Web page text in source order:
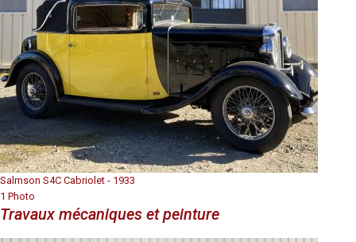
Salmson S4C Cabriolet - 1933
1 Photo
Travaux mécaniques et peinture